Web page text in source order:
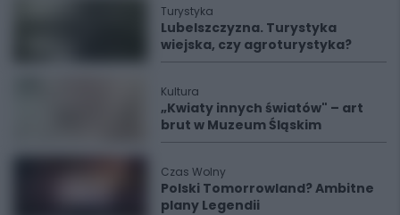
Turystyka
Lubelszczyzna. Turystyka
wiejska, czy agroturystyka?
Kultura
„Kwiaty innych światów" – art
brut w Muzeum Śląskim
Czas Wolny
Polski Tomorrowland? Ambitne
plany Legendii